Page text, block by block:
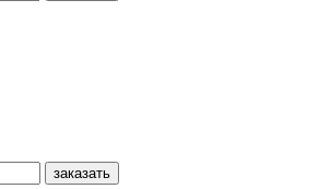
заказать